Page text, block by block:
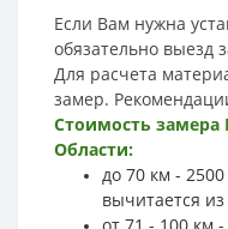
Если Вам нужна
обязательно выезд
Для расчета
замер.
Стоимость
Области:
до 70 км -
вычитается
от 71 - 100 км